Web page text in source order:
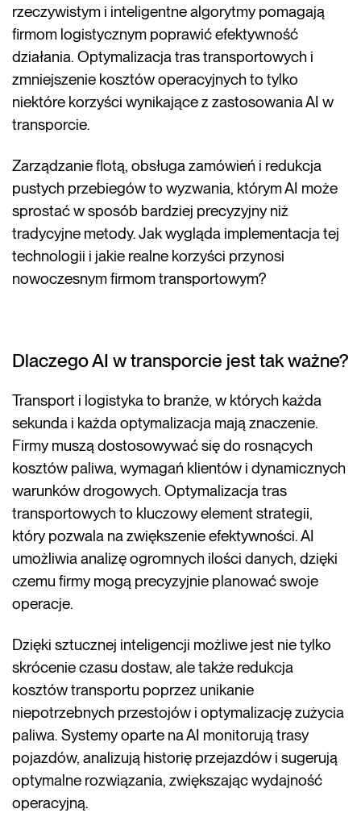
rzeczywistym i inteligentne algorytmy pomagają
firmom logistycznym poprawić efektywność
działania. Optymalizacja tras transportowych i
zmniejszenie kosztów operacyjnych to tylko
niektóre korzyści wynikające z zastosowania AI w
transporcie.
Zarządzanie flotą, obsługa zamówień i redukcja
pustych przebiegów to wyzwania, którym AI może
sprostać w sposób bardziej precyzyjny niż
tradycyjne metody. Jak wygląda implementacja tej
technologii i jakie realne korzyści przynosi
nowoczesnym firmom transportowym?
Dlaczego AI w transporcie jest tak ważne?
Transport i logistyka to branże, w których każda
sekunda i każda optymalizacja mają znaczenie.
Firmy muszą dostosowywać się do rosnących
kosztów paliwa, wymagań klientów i dynamicznych
warunków drogowych. Optymalizacja tras
transportowych to kluczowy element strategii,
który pozwala na zwiększenie efektywności. AI
umożliwia analizę ogromnych ilości danych, dzięki
czemu firmy mogą precyzyjnie planować swoje
operacje.
Dzięki sztucznej inteligencji możliwe jest nie tylko
skrócenie czasu dostaw, ale także redukcja
kosztów transportu poprzez unikanie
niepotrzebnych przestojów i optymalizację zużycia
paliwa. Systemy oparte na AI monitorują trasy
pojazdów, analizują historię przejazdów i sugerują
optymalne rozwiązania, zwiększając wydajność
operacyjną.